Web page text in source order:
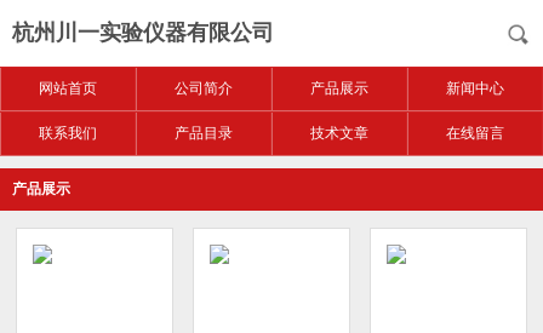
杭州川一实验仪器有限公司
网站首页 公司简介 产品展示 新闻中心
联系我们 产品目录 技术文章 在线留言
产品展示